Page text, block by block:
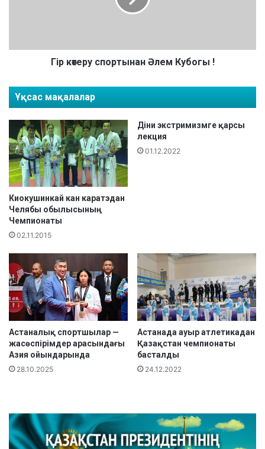
о
т
!
у
о
т
н
а
н
Ә
л
е
м
К
у
г
ы
!
Гір көтеру спортынан Әлем Кубогы !
Ұқсас мақалалар
Киокушинкай кан каратэдан
Челябы обылысының
Чемпионаты
02.11.2015
Діни экстримизмге қарсы
лекция
01.12.2022
Астаналық спортшылар —
жасөспірімдер арасындағы
Азия ойындарында
28.10.2025
Астанада ауыр атлетикадан
Қазақстан чемпионаты
басталды
24.12.2022